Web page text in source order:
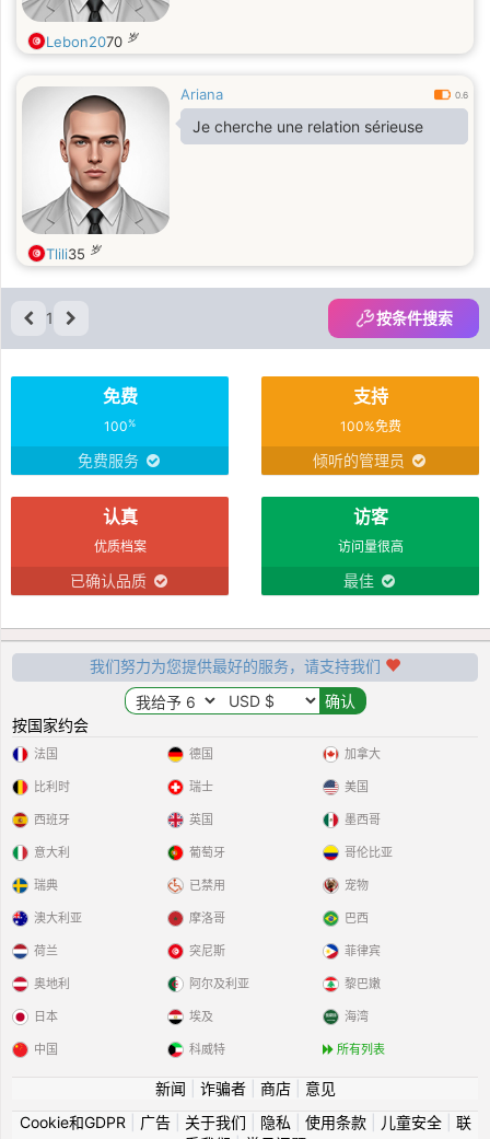
Lebon2070 岁
Ariana 0.6
Je cherche une relation sérieuse
Tlili35 岁
1 按条件搜索
免费
100%
免费服务
支持
100%免费
倾听的管理员
认真
优质档案
已确认品质
访客
访问量很高
最佳
我们努力为您提供最好的服务，请支持我们
按国家约会
法国
比利时
西班牙
意大利
瑞典
德国
瑞士
英国
葡萄牙
已禁用
加拿大
美国
墨西哥
哥伦比亚
宠物
澳大利亚
荷兰
奥地利
日本
中国
摩洛哥
突尼斯
阿尔及利亚
埃及
科威特
巴西
菲律宾
黎巴嫩
海湾
所有列表
新闻 诈骗者| 商店| 意见
Cookie和GDPR
广告| 关于我们 隐私 使用条款| 儿童安全| 联